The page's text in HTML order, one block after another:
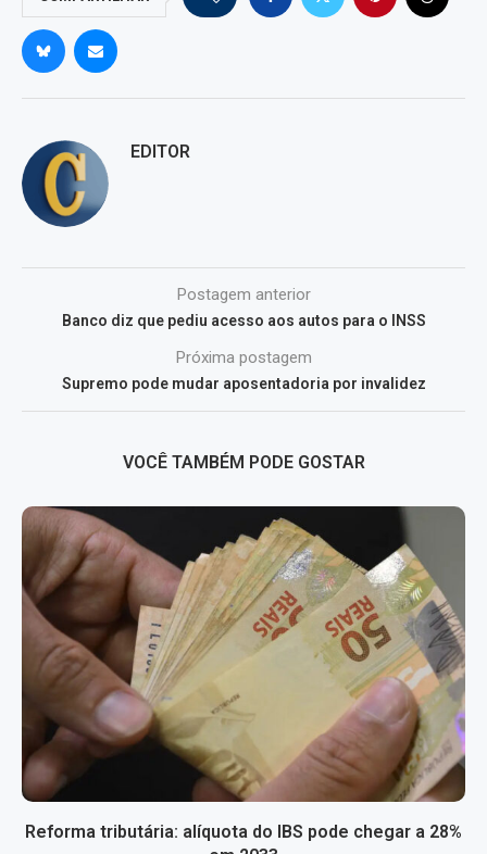
EDITOR
Postagem anterior
Banco diz que pediu acesso aos autos para o INSS
Próxima postagem
Supremo pode mudar aposentadoria por invalidez
VOCÊ TAMBÉM PODE GOSTAR
Reforma tributária: alíquota do IBS pode chegar a 28%